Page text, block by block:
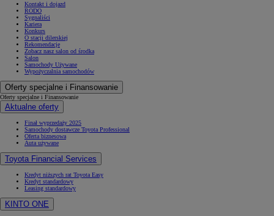
Kontakt i dojazd
RODO
Sygnaliści
Kariera
Konkurs
O stacji dilerskiej
Rekomendacje
Zobacz nasz salon od środka
Salon
Samochody Używane
Wypożyczalnia samochodów
Oferty specjalne i Finansowanie
Oferty specjalne i Finansowanie
Aktualne oferty
Finał wyprzedaży 2025
Samochody dostawcze Toyota Professional
Oferta biznesowa
Auta używane
Toyota Financial Services
Kredyt niższych rat Toyota Easy
Kredyt standardowy
Leasing standardowy
KINTO ONE